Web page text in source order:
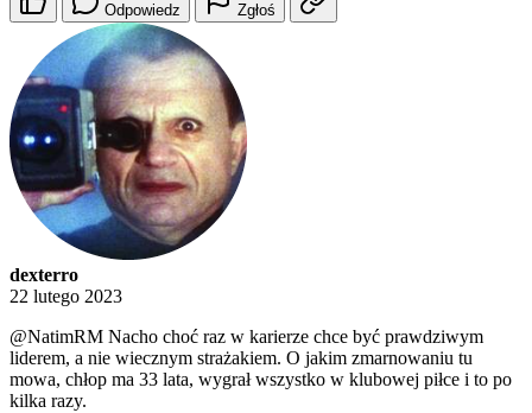
Odpowiedz Zgłoś
dexterro
22 lutego 2023
@NatimRM Nacho choć raz w karierze chce być prawdziwym
liderem, a nie wiecznym strażakiem. O jakim zmarnowaniu tu
mowa, chłop ma 33 lata, wygrał wszystko w klubowej piłce i to po
kilka razy.